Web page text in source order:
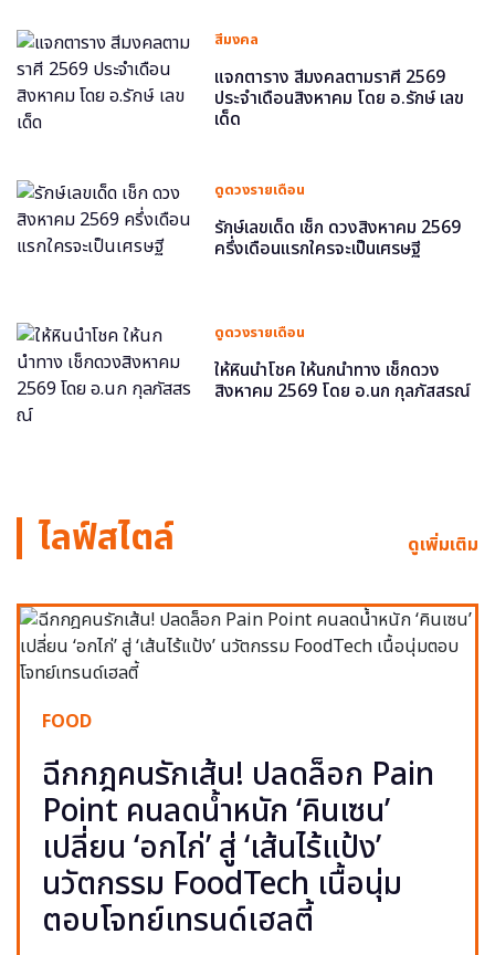
สีมงคล
แจกตาราง สีมงคลตามราศี 2569
ประจำเดือนสิงหาคม โดย อ.รักษ์ เลข
เด็ด
ดูดวงรายเดือน
รักษ์เลขเด็ด เช็ก ดวงสิงหาคม 2569
ครึ่งเดือนแรกใครจะเป็นเศรษฐี
ดูดวงรายเดือน
ให้หินนำโชค ให้นกนำทาง เช็กดวง
สิงหาคม 2569 โดย อ.นก กุลภัสสรณ์
ไลฟ์สไตล์ ดูเพิ่มเติม
FOOD
ฉีกกฎคนรักเส้น! ปลดล็อก Pain
Point คนลดน้ำหนัก ‘คินเซน’
เปลี่ยน ‘อกไก่’ สู่ ‘เส้นไร้แป้ง’
นวัตกรรม FoodTech เนื้อนุ่ม
ตอบโจทย์เทรนด์เฮลตี้